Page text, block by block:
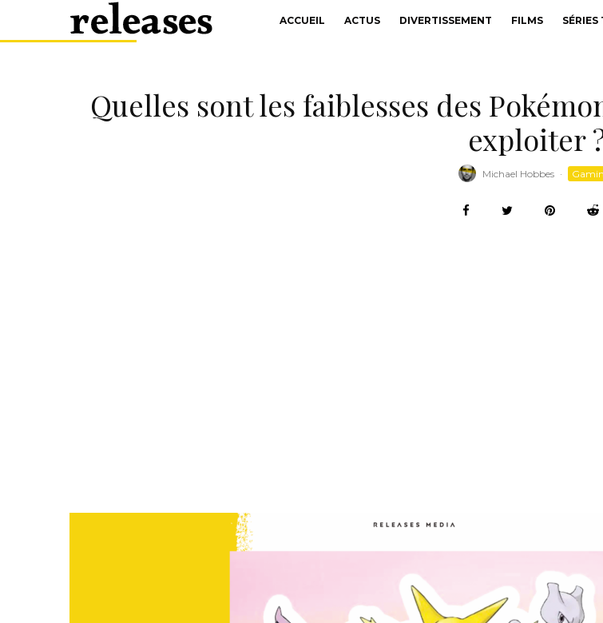
ACCUEIL ACTUS DIVERTISSEMENT FILMS SÉRIES
Quelles sont les faiblesses des
exploiter
Michael Hobbes ·